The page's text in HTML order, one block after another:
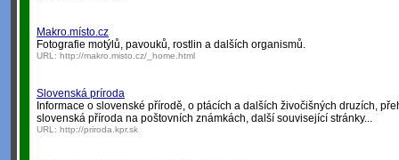
Makro.místo.cz
Fotografie motýlů, pavouků, rostlin a dalších organismů.
URL: http://makro.misto.cz/_home.html
Slovenská príroda
Informace o slovenské přírodě, o ptácích a dalších živočišných druzích,
slovenská příroda na poštovních známkách, další související stránky...
URL: http://priroda.kpr.sk